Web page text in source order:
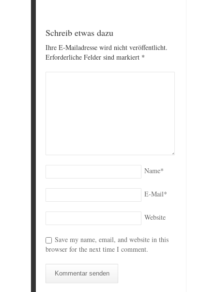
Schreib etwas dazu
Ihre E-Mailadresse wird nicht veröffentlicht.
Erforderliche Felder sind markiert *
Name*
E-Mail*
Website
Save my name, email, and website in this
browser for the next time I comment.